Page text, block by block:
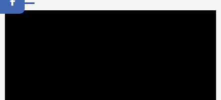
Video